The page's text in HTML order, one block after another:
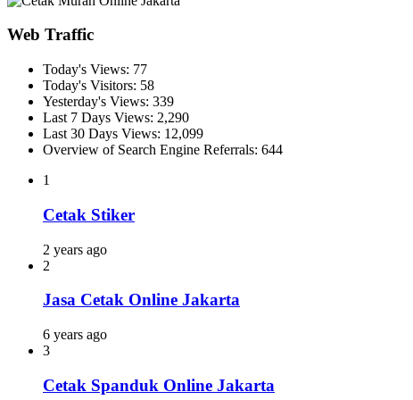
Web Traffic
Today's Views: 77
Today's Visitors: 58
Yesterday's Views: 339
Last 7 Days Views: 2,290
Last 30 Days Views: 12,099
Overview of Search Engine Referrals: 644
1
Cetak Stiker
2 years ago
2
Jasa Cetak Online Jakarta
6 years ago
3
Cetak Spanduk Online Jakarta